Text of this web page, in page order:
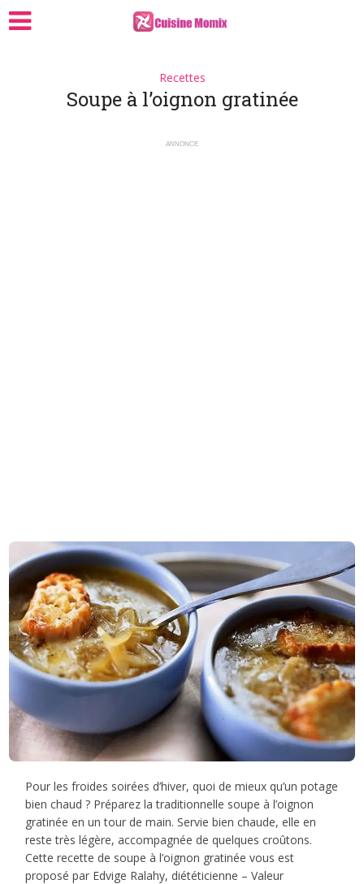
Recettes
Soupe à l’oignon gratinée
ANNONCE
Pour les froides soirées d’hiver, quoi de mieux qu’un potage
bien chaud ? Préparez la traditionnelle soupe à l’oignon
gratinée en un tour de main. Servie bien chaude, elle en
reste très légère, accompagnée de quelques croûtons.
Cette recette de soupe à l’oignon gratinée vous est
proposé par Edvige Ralahy, diététicienne – Valeur